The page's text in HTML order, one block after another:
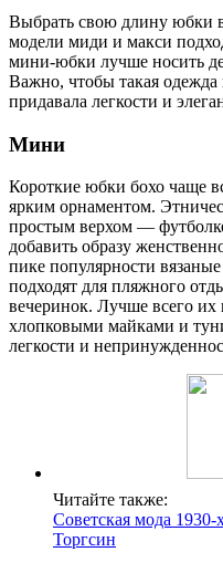
Выбрать свою длину юбки
модели миди и макси
мини-юбки лучше носить
Важно, чтобы такая одежда
придавала легкости и
Мини
Короткие юбки бохо чаще
ярким орнаментом.
простым верхом —
добавить образу
пике популярности
подходят для пляжного
вечеринок. Лучше всего
хлопковыми майками и
легкости и
Читайте также:
Советская мода
Торгсин